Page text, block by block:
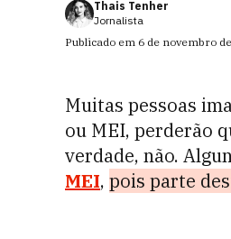
Thais Tenher
Jornalista
Publicado em 6 de novembro
Muitas pessoas
ou MEI, perderão
verdade, não.
MEI, pois parte